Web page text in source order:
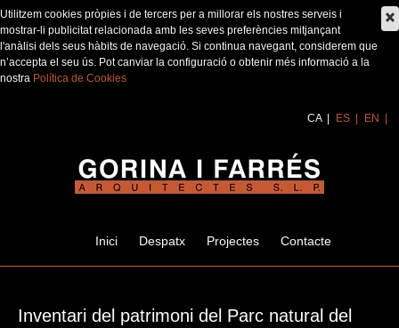
Utilitzem cookies pròpies i de tercers per a millorar els nostres serveis i
mostrar-li publicitat relacionada amb les seves preferències mitjançant
l'anàlisi dels seus hàbits de navegació. Si continua navegant, considerem que
n’accepta el seu ús. Pot canviar la configuració o obtenir més informació a la
nostra Política de Cookies
CA ES EN
Inici Despatx Projectes Contacte
Inventari del patrimoni del Parc natural del